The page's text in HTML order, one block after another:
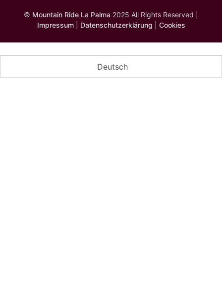
© Mountain Ride La Palma 2025 All Rights Reserved |
Impressum| Datenschutzerklärung Cookies
Deutsch